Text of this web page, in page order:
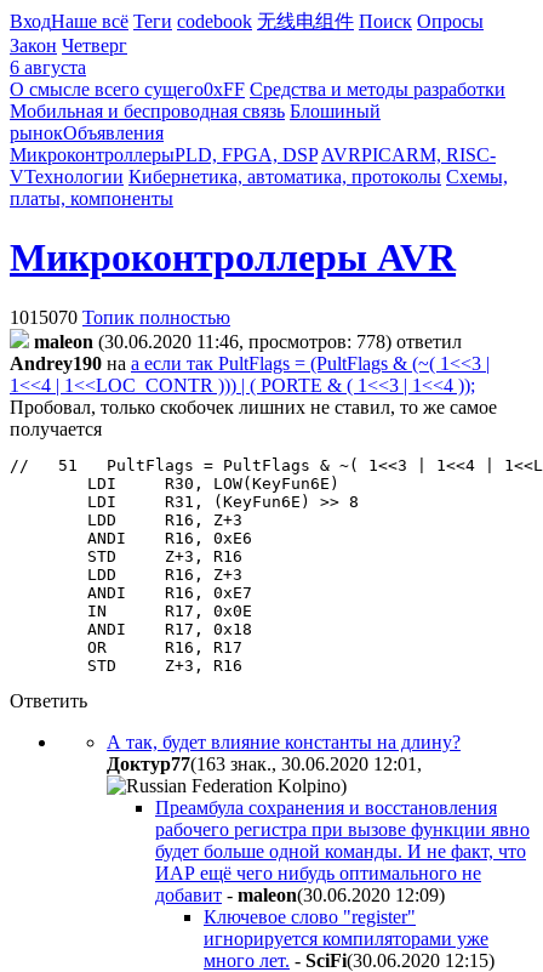
ВходНаше всё Теги codebook 无线电组件 Поиск Опросы
Закон Четверг
6 августа
О смысле всего сущего0xFF Средства и методы разработки
Мобильная и беспроводная связь Блошиный
рынокОбъявления
МикроконтроллерыPLD, FPGA, DSP AVRPICARM, RISC-
VТехнологии Кибернетика, автоматика, протоколы Схемы,
платы, компоненты
Микроконтроллеры AVR
1015070 Топик полностью
maleon (30.06.2020 11:46, просмотров: 778) ответил
Andrey190 на а если так PultFlags = (PultFlags & (~( 1<<3 |
1<<4 | 1<<LOC_CONTR ))) | ( PORTE & ( 1<<3 | 1<<4 ));
Пробовал, только скобочек лишних не ставил, то же самое
получается
//   51   PultFlags = PultFlags & ~( 1<<3 | 1<<4 |
        LDI     R30, LOW(KeyFun6E)
        LDI     R31, (KeyFun6E) >> 8
        LDD     R16, Z+3
        ANDI    R16, 0xE6
        STD     Z+3, R16
        LDD     R16, Z+3
        ANDI    R16, 0xE7
        IN      R17, 0x0E
        ANDI    R17, 0x18
        OR      R16, R17
        STD     Z+3, R16
Ответить
А так, будет влияние константы на длину?
Дoктyp77(163 знак., 30.06.2020 12:01 ,
)
Преамбула сохранения и восстановления
рабочего регистра при вызове функции явно
будет больше одной команды. И не факт, что
ИАР ещё чего нибудь оптимального не
добавит - maleon(30.06.2020 12:09)
Ключевое слово "register"
игнорируется компиляторами уже
много лет. - SciFi(30.06.2020 12:15)